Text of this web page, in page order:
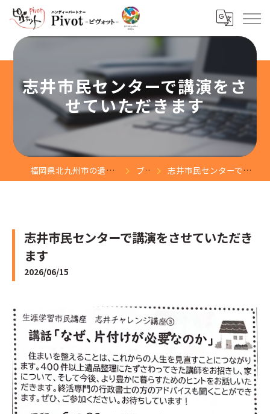
志井市民センターで講演をさ
せていただきます
福岡県北九州市の遺品整理なら株式会社Pivot ブログ 志井市民センターで講演をさせていただきます
志井市民センターで講演をさせていただき
ます
2026/06/15